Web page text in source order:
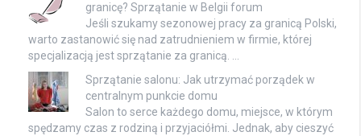
granicę? Sprzątanie w Belgii forum
Jeśli szukamy sezonowej pracy za granicą Polski,
warto zastanowić się nad zatrudnieniem w firmie, której
specjalizacją jest sprzątanie za granicą. …
Sprzątanie salonu: Jak utrzymać porządek w
centralnym punkcie domu
Salon to serce każdego domu, miejsce, w którym
spędzamy czas z rodziną i przyjaciółmi. Jednak, aby cieszyć